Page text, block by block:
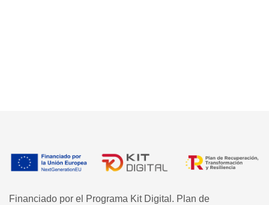
Financiado por el Programa Kit Digital. Plan de